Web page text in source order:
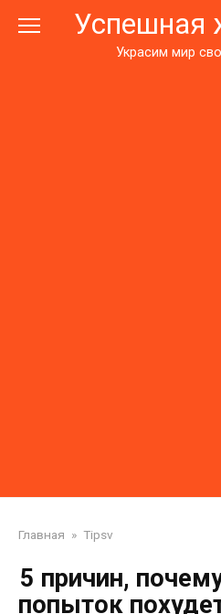
Успешная
Украсим мир
Главная » Tipsv
5 причин,
попыток